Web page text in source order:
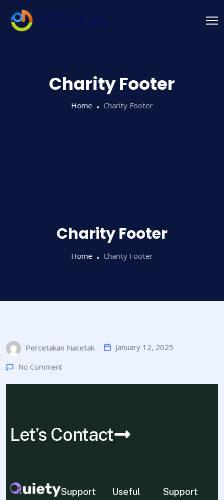
Charity Footer
Home Charity Footer
Charity Footer
Home Charity Footer
Percetakan Nacetak January 12, 2025
No Comment
Let’s Contact
Support
Useful
Support